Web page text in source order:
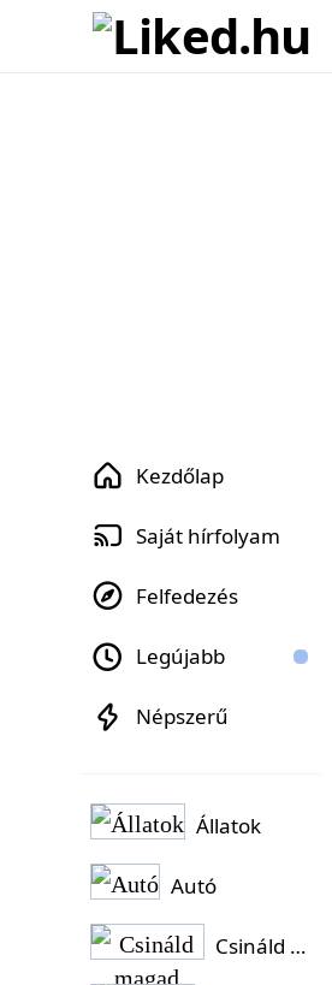
Kezdőlap
Saját hírfolyam
Felfedezés
Legújabb
Népszerű
Állatok
Autó
Csináld magad